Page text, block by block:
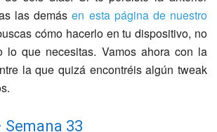
las demásen esta página de nuestro
cómo hacerlo en tu dispositivo, no
lo que necesitas. Vamos ahora con la
la que quizá encontréis algún tweak
33